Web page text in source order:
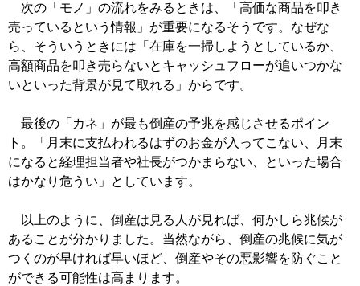
次の「モノ」の流れをみるときは、「高価な商品を叩き
売っているという情報」が重要になるそうです。なぜな
ら、そういうときには「在庫を一掃しようとしているか、
高額商品を叩き売らないとキャッシュフローが追いつかな
いといった背景が見て取れる」からです。
最後の「カネ」が最も倒産の予兆を感じさせるポイン
ト。「月末に支払われるはずのお金が入ってこない、月末
になると経理担当者や社長がつかまらない、といった場合
はかなり危うい」としています。
以上のように、倒産は見る人が見れば、何かしら兆候が
あることが分かりました。当然ながら、倒産の兆候に気が
つくのが早ければ早いほど、倒産やその悪影響を防ぐこと
ができる可能性は高まります。